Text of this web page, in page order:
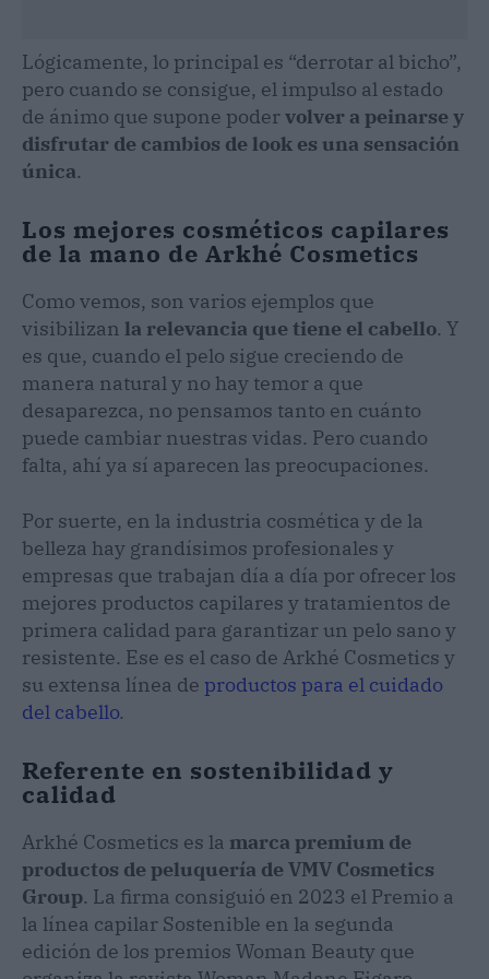
Lógicamente, lo principal es “derrotar al bicho”,
pero cuando se consigue, el impulso al estado
de ánimo que supone podervolver a peinarse y
disfrutar de cambios de look es una sensación
única.
Los mejores cosméticos capilares
de la mano de Arkhé Cosmetics
Como vemos, son varios ejemplos que
visibilizan la relevancia que tiene el cabello. Y
es que, cuando el pelo sigue creciendo de
manera natural y no hay temor a que
desaparezca, no pensamos tanto en cuánto
puede cambiar nuestras vidas. Pero cuando
falta, ahí ya sí aparecen las preocupaciones.
Por suerte, en la industria cosmética y de la
belleza hay grandísimos profesionales y
empresas que trabajan día a día por ofrecer los
mejores productos capilares y tratamientos de
primera calidad para garantizar un pelo sano y
resistente. Ese es el caso de Arkhé Cosmetics y
su extensa línea de productos para el cuidado
del cabello.
Referente en sostenibilidad y
calidad
Arkhé Cosmetics es la marca premium de
productos de peluquería de VMV Cosmetics
Group. La firma consiguió en 2023 el Premio a
la línea capilar Sostenible en la segunda
edición de los premios Woman Beauty que